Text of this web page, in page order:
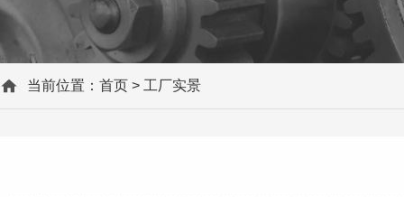
当前位置： 首页 > 工厂实景